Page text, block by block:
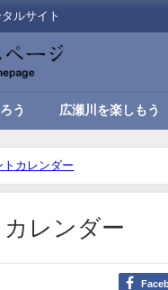
ルサイト
う 広瀬川を楽しもう
トカレンダー
レンダー